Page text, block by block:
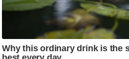
/
न